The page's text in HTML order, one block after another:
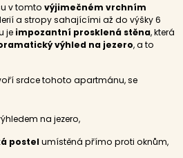
v tomtovýjimečném vrchním
a stropy sahajícími až do výšky 6
je impozantní prosklená stěna, která
výhled na jezero, a to
srdce tohoto apartmánu, se
na jezero,
postelumístěná přímo proti oknům,